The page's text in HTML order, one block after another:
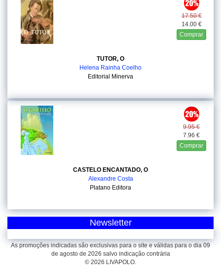
17.50 €
14.00 €
Comprar
TUTOR, O
Helena Rainha Coelho
Editorial Minerva
9.95 €
7.96 €
Comprar
CASTELO ENCANTADO, O
Alexandre Costa
Platano Editora
Newsletter
As promoções indicadas são exclusivas para o site e válidas para o dia 09
de agosto de 2026 salvo indicação contrária
© 2026 LIVAPOLO.